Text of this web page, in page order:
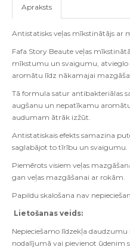
Apraksts
Antistatisks veļas mīkstinātājs ar
Fafa Story Beaute veļas
mīkstumu un svaigumu,
aromātu līdz nākamajai
Tā formula satur antibakteriālas
augšanu un nepatīkamu
audumam ātrāk izžūt.
Antistatiskais efekts samazina
saglabājot to tīrību un svaigumu.
Piemērots visiem veļas
gan veļas mazgāšanai ar rokām.
Papildu skalošana nav
Lietošanas veids:
Nepieciešamo līdzekļa
nodalījumā vai pievienot ūdenim